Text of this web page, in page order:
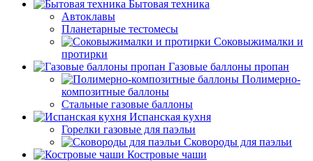
Бытовая техника
Автоклавы
Планетарные тестомесы
Соковыжималки и
протирки
Газовые баллоны пропан
Полимерно-
композитные баллоны
Стальные газовые баллоны
Испанская кухня
Горелки газовые для паэльи
Сковороды для паэльи
Костровые чаши